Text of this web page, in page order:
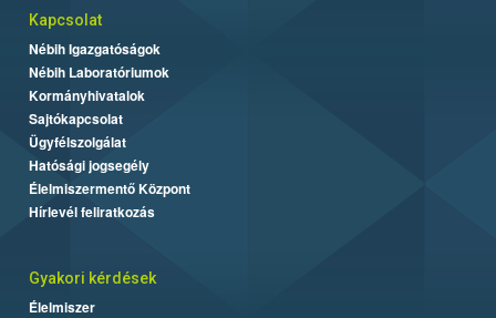
Kapcsolat
Nébih Igazgatóságok
Nébih Laboratóriumok
Kormányhivatalok
Sajtókapcsolat
Ügyfélszolgálat
Hatósági jogsegély
Élelmiszermentő Központ
Hírlevél feliratkozás
Gyakori kérdések
Élelmiszer